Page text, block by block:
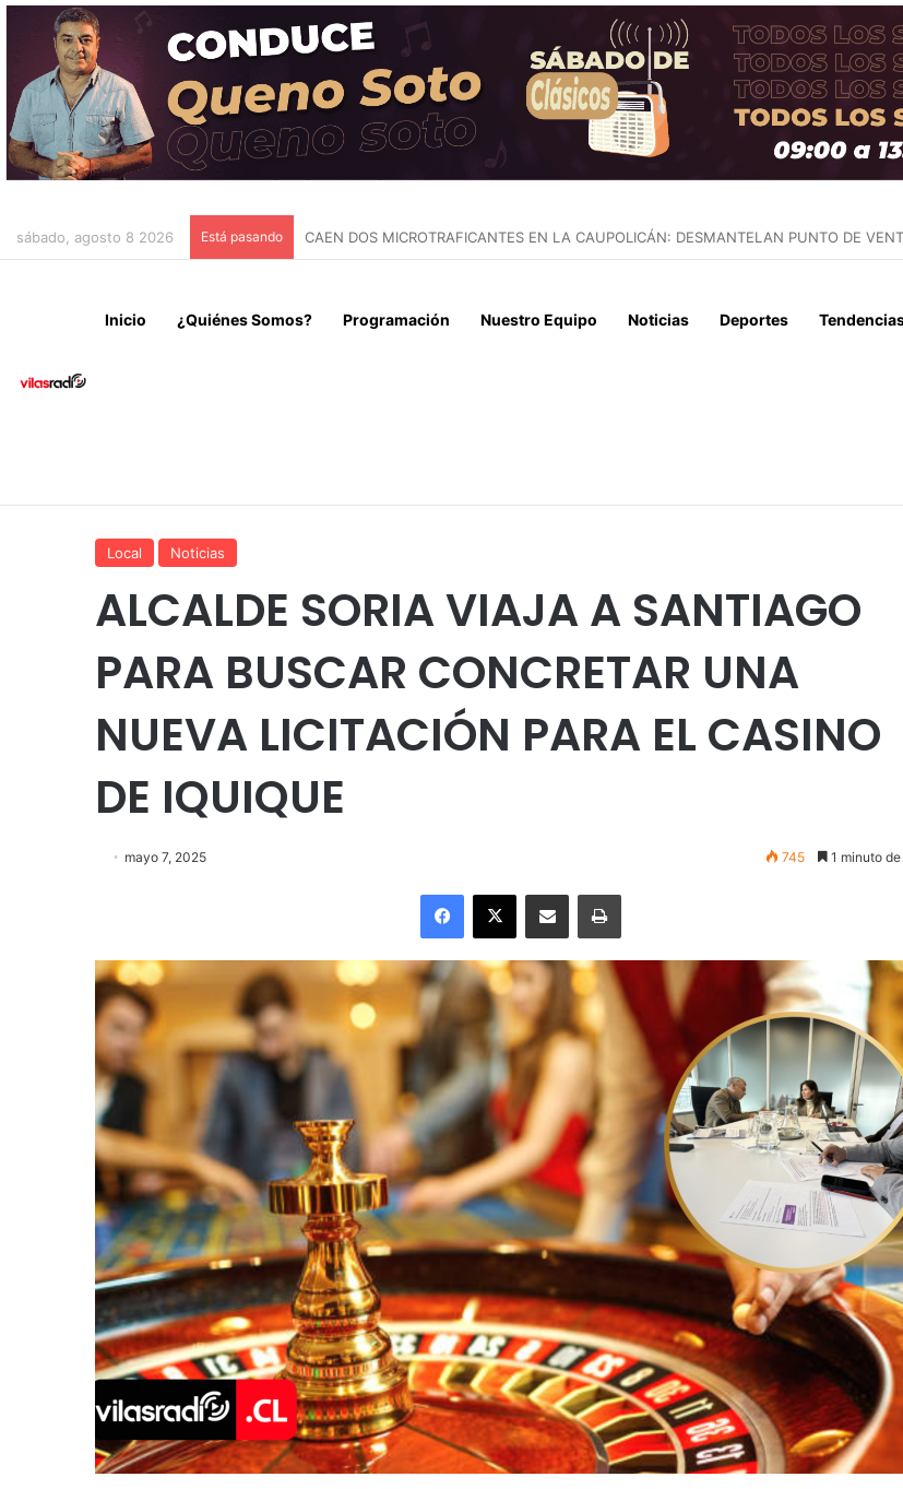
sábado, agosto 8 2026 Está pasando FALLECE JORGE MESSI A LOS 68 AÑOS: ADIÓS AL PADRE Y ARQUITECTO DE LA
Inicio ¿Quiénes Somos? Programación Nuestro Equipo Noticias Deportes
Local Noticias
ALCALDE SORIA VIAJA A SANTIAGO
PARA BUSCAR CONCRETAR UNA
NUEVA LICITACIÓN PARA EL CASINO
DE IQUIQUE
mayo 7, 2025 745 1 minuto
Facebook
X Enviar vía email Imprimir